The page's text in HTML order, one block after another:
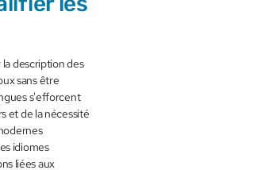
description des
sans être
s'efforcent
et de la nécessité
idiomes
liées aux